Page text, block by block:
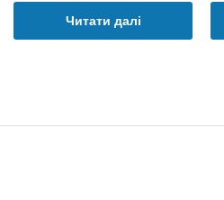
Читати далі